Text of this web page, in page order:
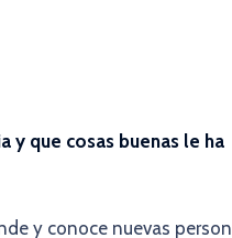
y que cosas buenas le ha
y conoce nuevas